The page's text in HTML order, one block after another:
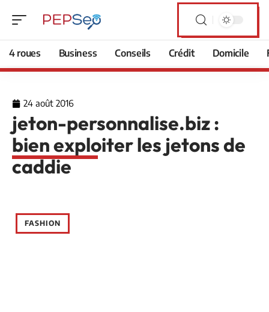
4 roues Business Conseils Crédit Domicile
24 août 2016
jeton-personnalise.biz :
bien exploiter les jetons de
caddie
FASHION